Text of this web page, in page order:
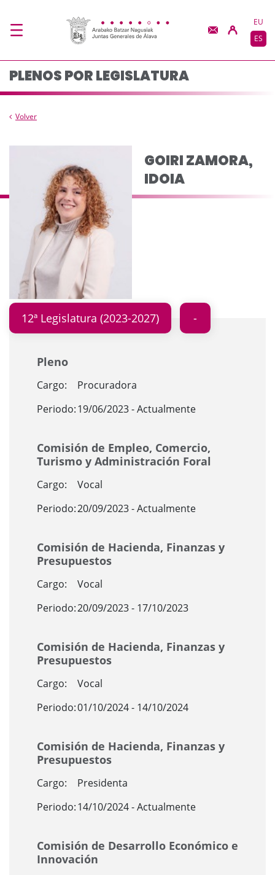
Composición del
EU
ES
PLENOS POR LEGISLATURA
Volver
GOIRI ZAMORA,
IDOIA
12ª Legislatura (2023-2027)
Pleno
Cargo:
Procuradora
Periodo:19/06/2023 - Actualmente
Comisión de Empleo, Comercio,
Turismo y Administración Foral
Cargo:
Vocal
Periodo:20/09/2023 - Actualmente
Comisión de Hacienda, Finanzas y
Presupuestos
Cargo:
Vocal
Periodo:20/09/2023 - 17/10/2023
Comisión de Hacienda, Finanzas y
Presupuestos
Cargo:
Vocal
Periodo:01/10/2024 - 14/10/2024
Comisión de Hacienda, Finanzas y
Presupuestos
Cargo:
Presidenta
Periodo:14/10/2024 - Actualmente
Comisión de Desarrollo Económico e
Innovación